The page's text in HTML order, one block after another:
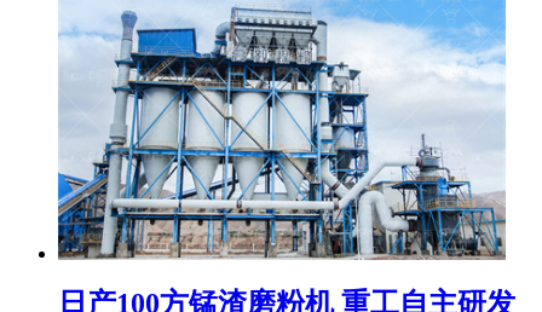
日产100方锰渣磨粉机 重工自主研发